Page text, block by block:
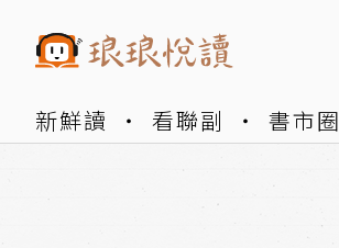
新鮮讀 看聯副 書市圈